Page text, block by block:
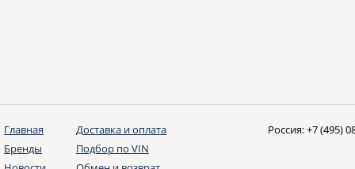
Главная
Бренды
Доставка и оплата
Подбор по VIN
Россия:+7 (495)